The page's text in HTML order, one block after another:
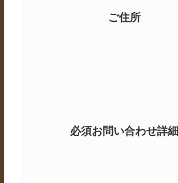
ご住所
必須お問い合わせ詳細